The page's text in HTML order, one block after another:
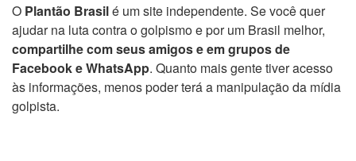
O Plantão Brasilé um site independente. Se você quer
ajudar na luta contra o golpismo e por um Brasil melhor,
compartilhe com seus amigos e em grupos de
Facebook e WhatsApp. Quanto mais gente tiver acesso
às informações, menos poder terá a manipulação da mídia
golpista.